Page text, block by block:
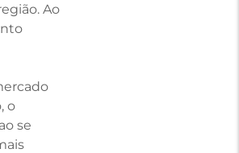
Ao
o
se